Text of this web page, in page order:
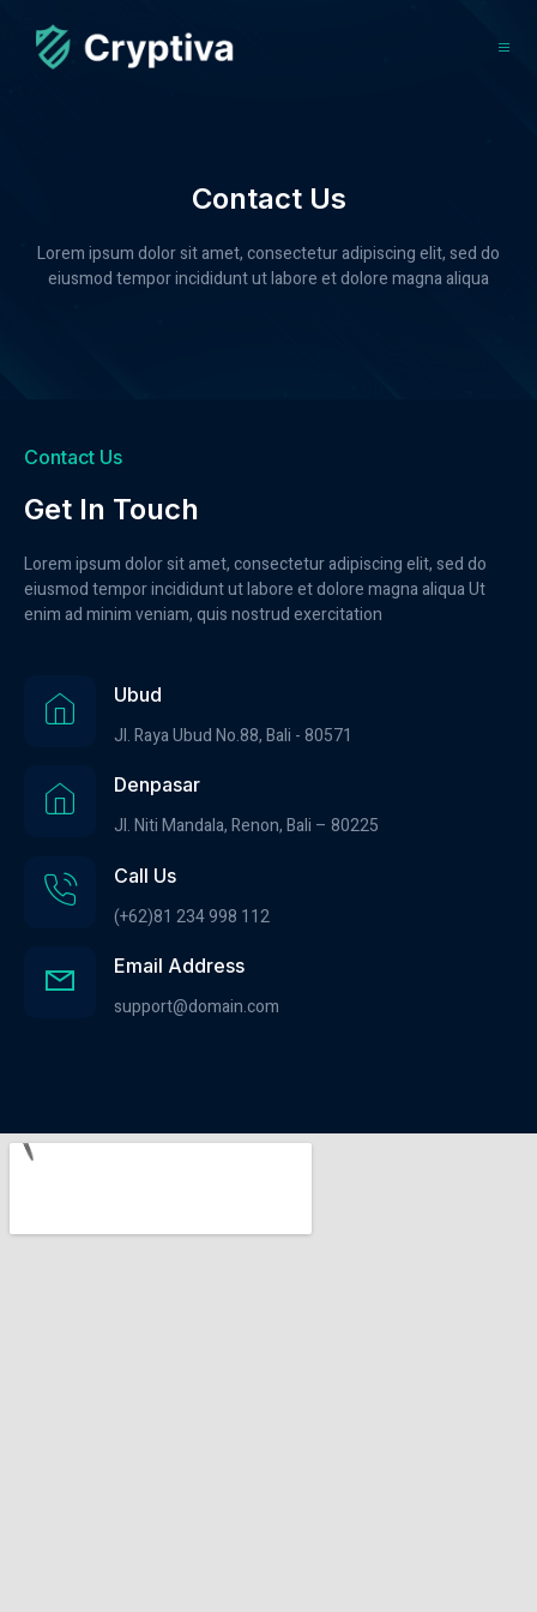
Contact Us
Lorem ipsum dolor sit amet, consectetur adipiscing elit, sed do
eiusmod tempor incididunt ut labore et dolore magna aliqua
Contact Us
Get In Touch
Lorem ipsum dolor sit amet, consectetur adipiscing elit, sed do
eiusmod tempor incididunt ut labore et dolore magna aliqua Ut
enim ad minim veniam, quis nostrud exercitation
Ubud
Jl. Raya Ubud No.88, Bali - 80571
Denpasar
Jl. Niti Mandala, Renon, Bali – 80225
Call Us
(+62)81 234 998 112
Email Address
support@domain.com